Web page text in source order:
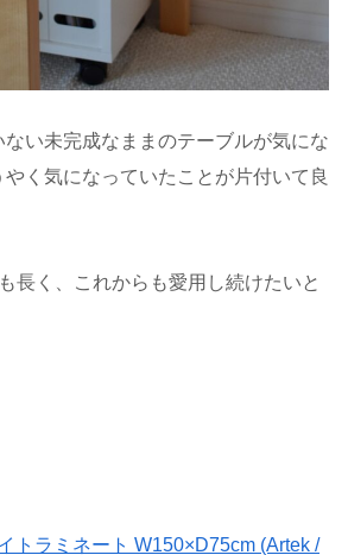
い未完成なままのテーブルが気にな
く気になっていたことが片付いて良
長く、これからも愛用し続けたいと
トラミネート W150×D75cm (Artek /